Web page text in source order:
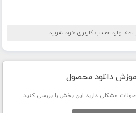
لطفا وارد حساب کاربری خود شوید
دانلود محصول
مشکلی دارید این بخش را بررسی کنید.